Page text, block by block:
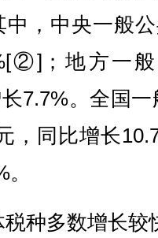
，中央一般
；地方一
7.7%。全国
，同比增长
多数增长较